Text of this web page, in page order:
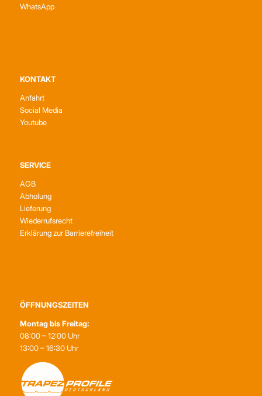
WhatsApp
KONTAKT
Anfahrt
Social Media
Youtube
SERVICE
AGB
Abholung
Lieferung
Wiederrufsrecht
Erklärung zur Barrierefreiheit
ÖFFNUNGSZEITEN
Montag bis Freitag:
08:00 – 12:00 Uhr
13:00 – 16:30 Uhr